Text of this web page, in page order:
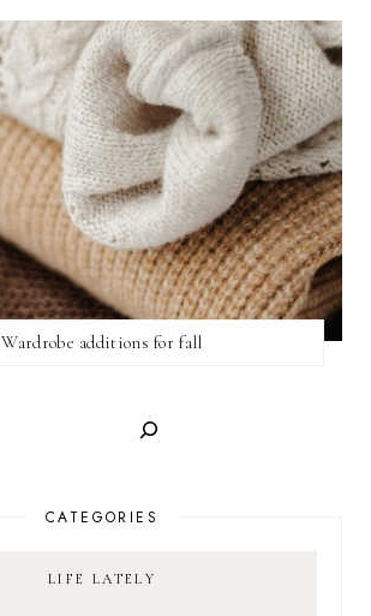
Wardrobe additions for fall
CATEGORIES
LIFE LATELY